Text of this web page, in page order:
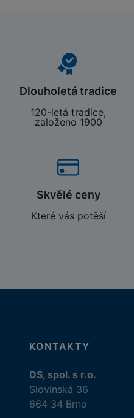
Dlouholetá tradice
120-letá tradice,
založeno 1900
Skvělé ceny
Které vás potěší
KONTAKTY
DS, spol. s r.o.
Slovinská 36
664 34 Brno